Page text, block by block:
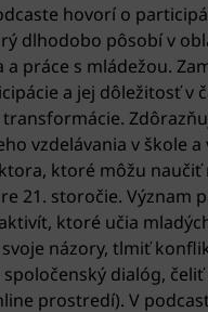
hovorí o
dlhodobo pôsobí v
a práce s mládežou.
a jej dôležitosť v
vzdelávania v škole a
ktoré môžu naučiť
21. storočie. Význam
ktoré učia
názory, tlmiť
dialóg,
prostredí). V